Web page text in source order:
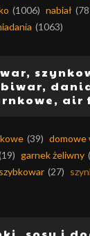
(1006) nabiał
(1063)
air
(39) domowe
garnek żeliwny
szybkowar (27)